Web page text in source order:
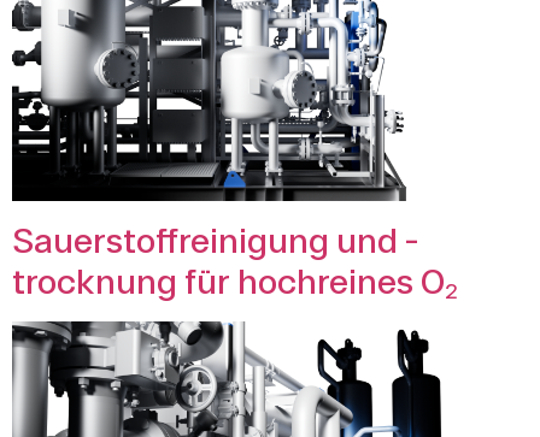
Sauerstoffreinigung und -
trocknung für hochreines O₂